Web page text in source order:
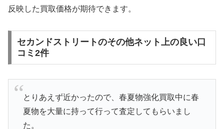
反映した買取価格が期待できます。
セカンドストリートのその他ネット上の良い口
コミ2件
とりあえず近かったので、春夏物強化買取中に春
夏物を大量に持って行って査定してもらいまし
た。